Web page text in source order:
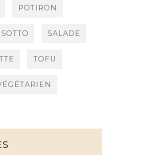
POTIRON
SALADE
TOFU